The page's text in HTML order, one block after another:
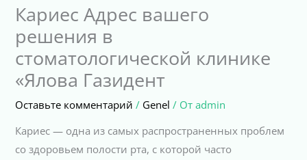
Кариес Адрес вашего
решения в
стоматологической клинике
«Ялова Газидент
Оставьте комментарий / Genel / Отadmin
Кариес — одна из самых распространенных проблем
со здоровьем полости рта, с которой часто